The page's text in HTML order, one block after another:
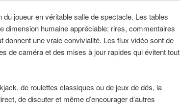
joueur en véritable salle de spectacle. Les tables
dimension humaine appréciable: rires, commentaires
donnent une vraie convivialité. Les flux vidéo sont de
de caméra et des mises à jour rapides qui évitent tout
de roulettes classiques ou de jeux de dés, la
de discuter et même d’encourager d’autres